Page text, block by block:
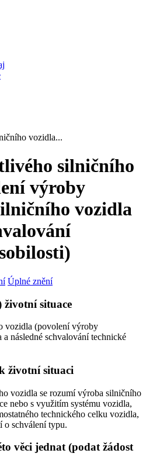
vozidla...
silničního
výroby
vozidla
Úplné znění
životní situace
vozidla (povolení výroby
následné schvalování technické
životní situaci
vozidla se rozumí výroba silničního
nebo s využitím systému vozidla,
technického celku vozidla,
o schválení typu.
věci jednat (podat žádost